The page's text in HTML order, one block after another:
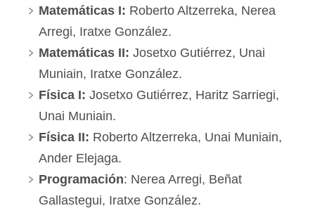
Matemáticas I: Roberto Altzerreka, Nerea
Arregi, Iratxe González.
Matemáticas II: Josetxo Gutiérrez, Unai
Muniain, Iratxe González.
Física I: Josetxo Gutiérrez, Haritz Sarriegi,
Unai Muniain.
Física II: Roberto Altzerreka, Unai Muniain,
Ander Elejaga.
Programación: Nerea Arregi, Beñat
Gallastegui, Iratxe González.